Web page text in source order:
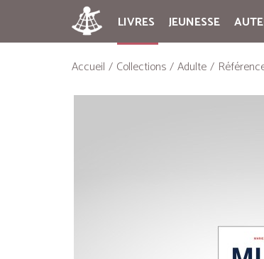
LIVRES JEUNESSE
Accueil Collections Adulte